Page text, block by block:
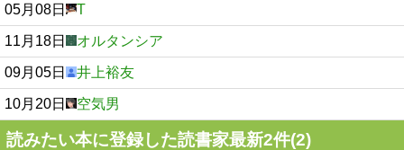
05月08日 T
11月18日 オルタンシア
09月05日 井上裕友
10月20日 空気男
読みたい本に登録した読書家最新2件(2)